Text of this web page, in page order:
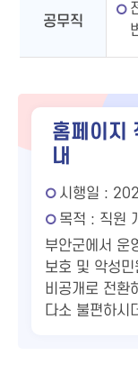
공무직
홈페이지
내
시행일 :
목적 : 직원
부안군에서 운
보호 및 악성
비공개로 전환
다소 불편하시